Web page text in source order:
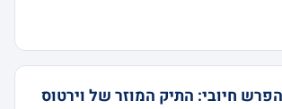
חיובי: התיק המוזר של וירטוס